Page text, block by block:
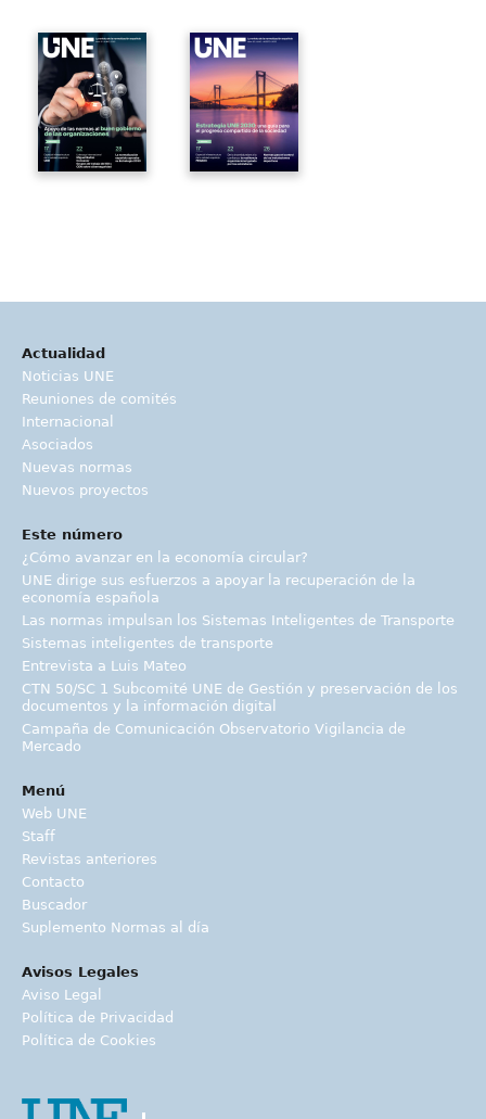
Actualidad
Noticias UNE
Reuniones de comités
Internacional
Asociados
Nuevas normas
Nuevos proyectos
Este número
¿Cómo avanzar en la economía circular?
UNE dirige sus esfuerzos a apoyar la recuperación de la
economía española
Las normas impulsan los Sistemas Inteligentes de Transporte
Sistemas inteligentes de transporte
Entrevista a Luis Mateo
CTN 50/SC 1 Subcomité UNE de Gestión y preservación de los
documentos y la información digital
Campaña de Comunicación Observatorio Vigilancia de
Mercado
Menú
Web UNE
Staff
Revistas anteriores
Contacto
Buscador
Suplemento Normas al día
Avisos Legales
Aviso Legal
Política de Privacidad
Política de Cookies